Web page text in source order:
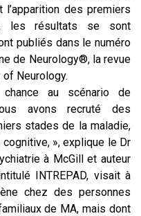
des premiers
les résultats se sont
publiés dans le numéro
de Neurology®, la revue
of Neurology.
au scénario de
avons recruté des
stades de la maladie,
», explique le Dr
à McGill et auteur
INTREPAD, visait à
chez des personnes
de MA, mais dont